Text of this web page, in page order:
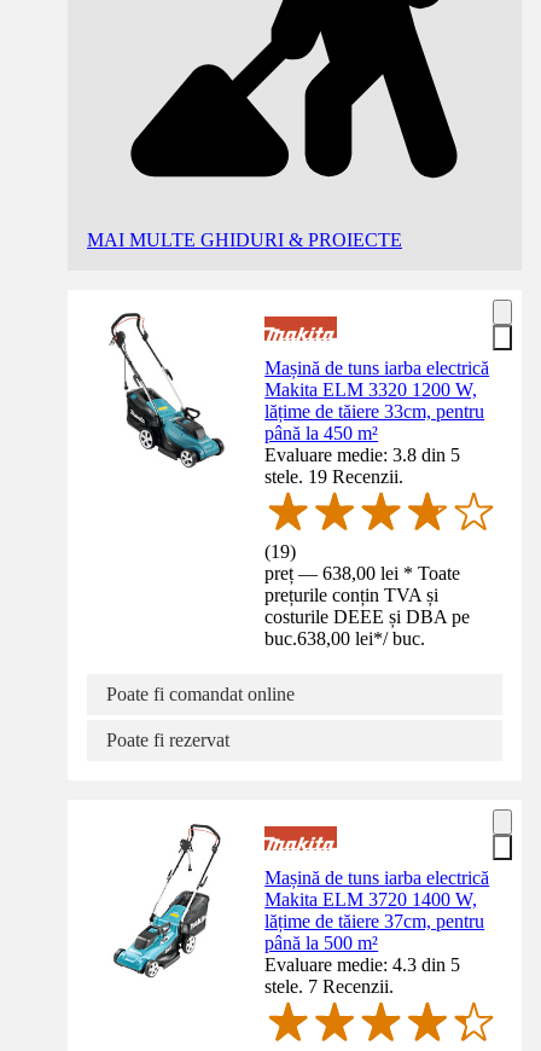
MAI MULTE GHIDURI & PROIECTE
Mașină de tuns iarba electrică
Makita ELM 3320 1200 W,
lățime de tăiere 33cm, pentru
până la 450 m²
Evaluare medie: 3.8 din 5
stele. 19 Recenzii.
(19)
preț — 638,00 lei * Toate
prețurile conțin TVA și
costurile DEEE și DBA pe
buc.638,00 lei*/ buc.
Poate fi comandat online
Poate fi rezervat
Mașină de tuns iarba electrică
Makita ELM 3720 1400 W,
lățime de tăiere 37cm, pentru
până la 500 m²
Evaluare medie: 4.3 din 5
stele. 7 Recenzii.